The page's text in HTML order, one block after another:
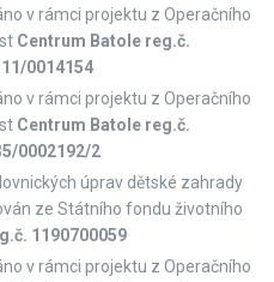
v rámci projektu z Operačního
Centrum Batole reg.č.
0014154
v rámci projektu z Operačního
Centrum Batole reg.č.
0002192/2
úprav dětské zahrady
ze Státního fondu životního
1190700059
v rámci projektu z Operačního